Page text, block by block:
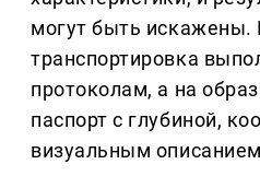
могут быть искажены.
транспортировка
протоколам, а на
паспорт с глубиной,
визуальным